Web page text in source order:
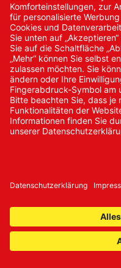
Kennwort vergessen
Bestellungen
Sendung verfolgen
© 2024 Promed
* Alle Preise zzgl.
Impressum AGB